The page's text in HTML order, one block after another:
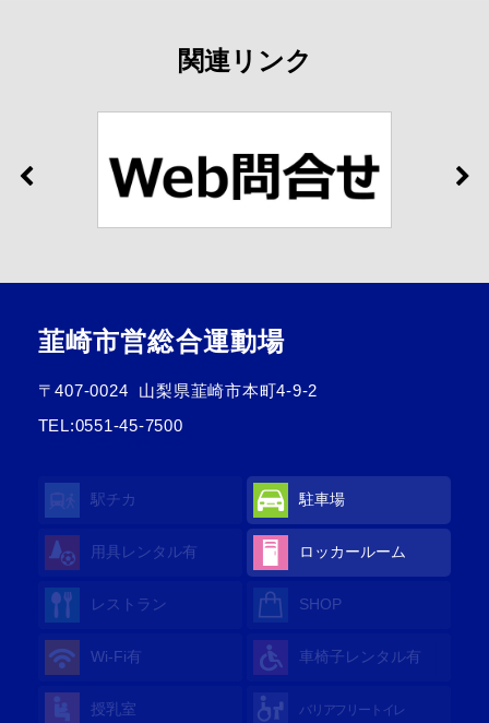
関連リンク
韮崎市営総合運動場
〒407-0024
山梨県韮崎市本町4-9-2
TEL:0551-45-7500
駅チカ 駐車場
用具レンタル有 ロッカールーム
レストラン SHOP
Wi-Fi有 車椅子レンタル有
授乳室 バリアフリートイレ